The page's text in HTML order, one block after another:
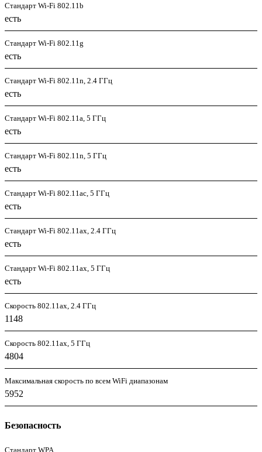
Стандарт Wi-Fi 802.11b
есть
Стандарт Wi-Fi 802.11g
есть
Стандарт Wi-Fi 802.11n, 2.4 ГГц
есть
Стандарт Wi-Fi 802.11a, 5 ГГц
есть
Стандарт Wi-Fi 802.11n, 5 ГГц
есть
Стандарт Wi-Fi 802.11ac, 5 ГГц
есть
Стандарт Wi-Fi 802.11ax, 2.4 ГГц
есть
Стандарт Wi-Fi 802.11ax, 5 ГГц
есть
Скорость 802.11ax, 2.4 ГГц
1148
Скорость 802.11ax, 5 ГГц
4804
Максимальная скорость по всем WiFi диапазонам
5952
Безопасность
Стандарт WPA